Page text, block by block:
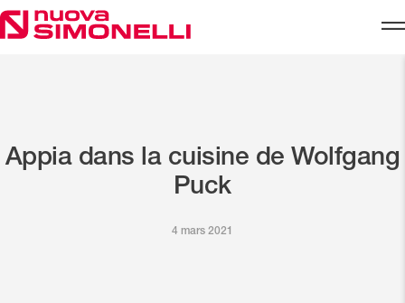
Skip to content
Appia dans la cuisine de Wolfgang
Puck
4 mars 2021